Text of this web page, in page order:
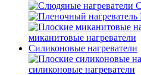
миканитовые нагреватели
Силиконовые нагреватели
силиконовые нагреватели